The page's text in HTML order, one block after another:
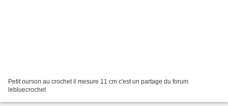
Petit ourson au crochet il mesure 11 cm c'est un partage du forum
lebluecrochet